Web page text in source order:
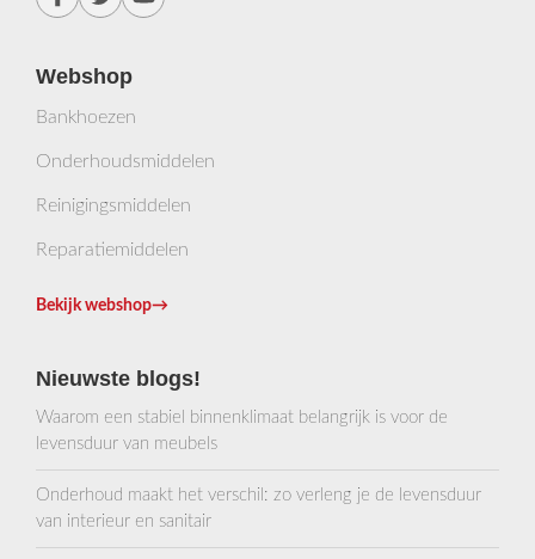
Webshop
Bankhoezen
Onderhoudsmiddelen
Reinigingsmiddelen
Reparatiemiddelen
Bekijk webshop→
Nieuwste blogs!
Waarom een stabiel binnenklimaat belangrijk is voor de
levensduur van meubels
Onderhoud maakt het verschil: zo verleng je de levensduur
van interieur en sanitair